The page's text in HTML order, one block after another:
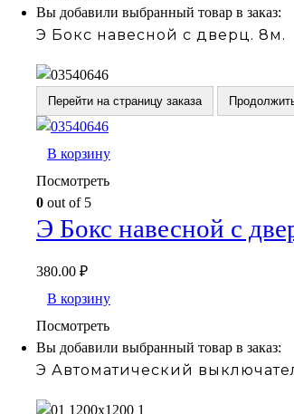
Вы добавили выбранный товар в заказ:
Э Бокс навесной с дверц. 8м.
Перейти на страницу заказа
В корзину
Посмотреть
0 out of 5
Э Бокс навесной с
380.00 ₽
В корзину
Посмотреть
Вы добавили выбранный товар в заказ:
Э Автоматический